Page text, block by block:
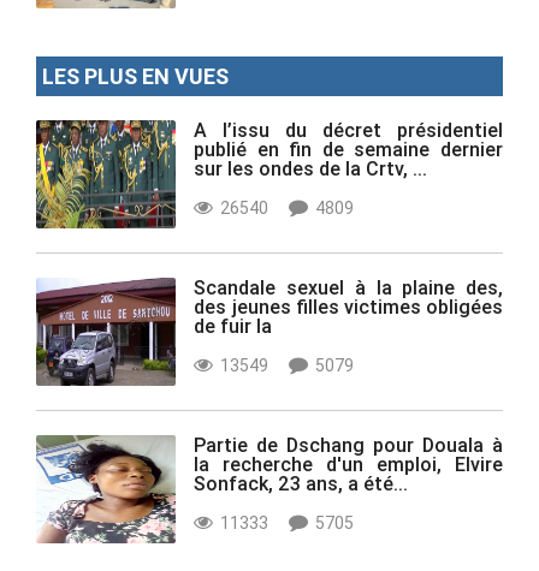
LES PLUS EN VUES
A l’issu du décret présidentiel
publié en fin de semaine dernier
sur les ondes de la Crtv, ...
26540 4809
Scandale sexuel à la plaine des,
des jeunes filles victimes obligées
de fuir la
13549 5079
Partie de Dschang pour Douala à
la recherche d'un emploi, Elvire
Sonfack, 23 ans, a été...
11333 5705